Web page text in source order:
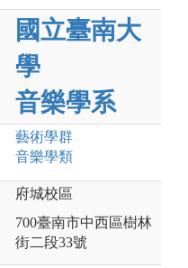
國立臺南大
學
音樂學系
藝術學群
音樂學類
府城校區
700臺南市中西區樹林
街二段33號